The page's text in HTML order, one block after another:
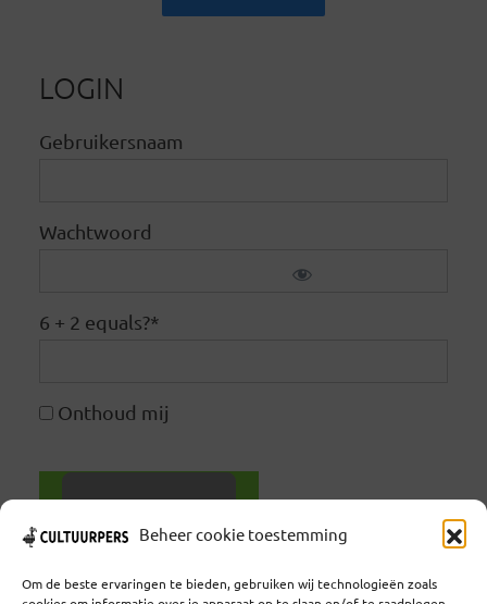
Beheer cookie toestemming
Om de beste ervaringen te bieden, gebruiken wij technologieën zoals
LOGIN
Gebruikersnaam
Wachtwoord
6 + 2 equals?*
Onthoud mij